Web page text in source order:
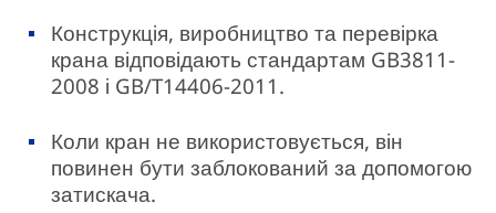
Конструкція, виробництво та перевірка
крана відповідають стандартам GB3811-
2008 і GB/T14406-2011.
Коли кран не використовується, він
повинен бути заблокований за допомогою
затискача.